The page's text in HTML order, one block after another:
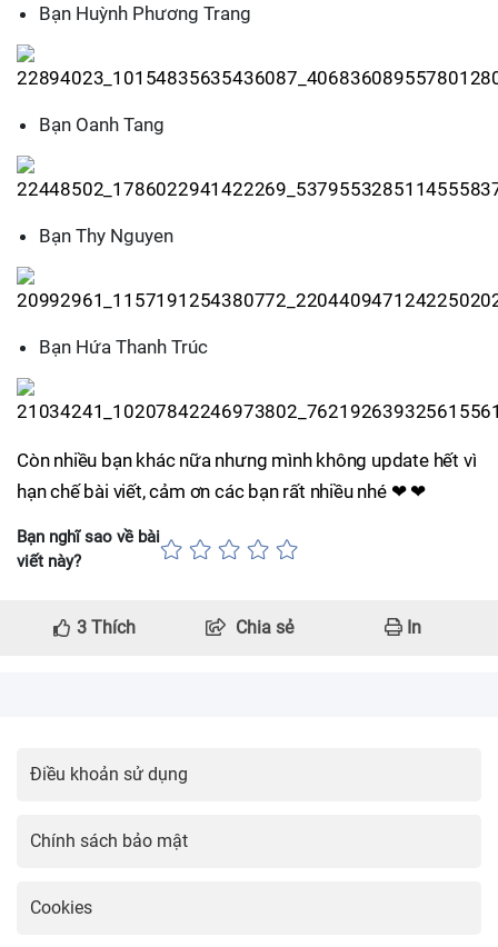
Bạn Huỳnh Phương Trang
Bạn Oanh Tang
Bạn Thy Nguyen
Bạn Hứa Thanh Trúc
Còn nhiều bạn khác nữa nhưng mình không update hết vì
hạn chế bài viết, cảm ơn các bạn rất nhiều nhé ❤ ❤
Bạn nghĩ sao về bài
viết này?
3 Thích Chia sẻ In
Điều khoản sử dụng
Chính sách bảo mật
Cookies